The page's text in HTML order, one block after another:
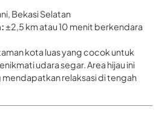
Bekasi Selatan
±2,5 km atau 10 menit berkendara
kota luas yang cocok untuk
udara segar. Area hijau ini
relaksasi di tengah